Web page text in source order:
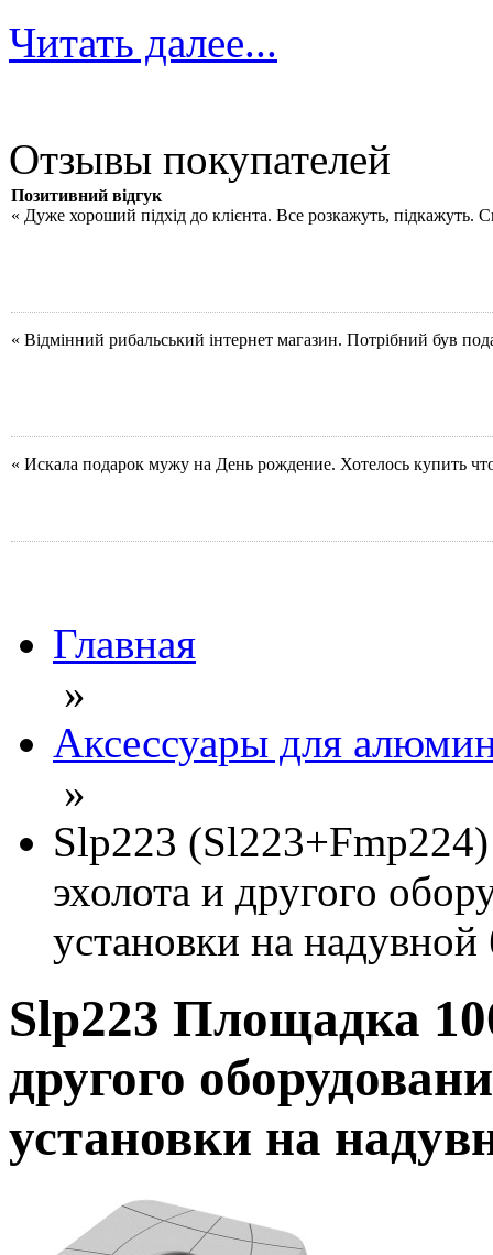
Читать далее...
Отзывы покупателей
Позитивний відгук
« Дуже хороший підхід до клієнта. Все розкажуть, підкажуть.
« Відмінний рибальський інтернет магазин. Потрібний був
« Искала подарок мужу на День рождение. Хотелось купить
Главная
»
Аксессуары для
»
Slp223
эхолота и другого
установки на
Slp223 Площадка
другого
установки на